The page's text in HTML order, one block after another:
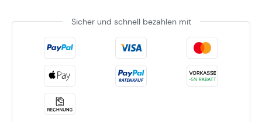
Sicher und schnell bezahlen mit